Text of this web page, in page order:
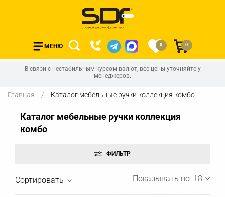
МЕНЮ 0 0
В связи с нестабильным курсом валют, все цены уточняйте у
менеджеров.
Главная Каталог мебельные ручки коллекция комбо
Каталог мебельные ручки коллекция
комбо
Сортировать Показывать по 18